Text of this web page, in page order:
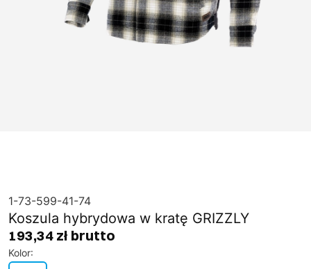
1-73-599-41-74
Koszula hybrydowa w kratę GRIZZLY
193,34 zł brutto
Kolor: